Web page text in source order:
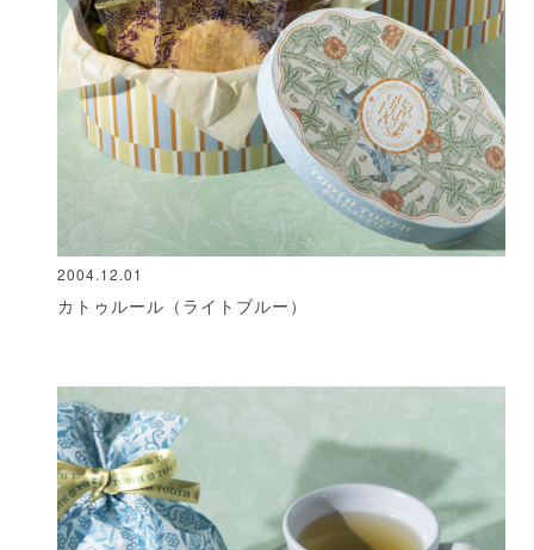
2004.12.01
カトゥルール（ライトブルー）